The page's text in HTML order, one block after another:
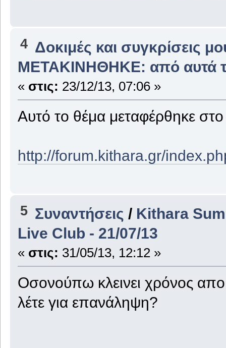
4 Δοκιμές και συγκρίσεις
ΜΕΤΑΚΙΝΗΘΗΚΕ: από αυτά τα
« στις: 23/12/13, 07:06 »
Αυτό το θέμα μεταφέρθηκε
http://forum.kithara.gr/
5 Συναντήσεις / Kithara
Live Club - 21/07/13
« στις: 31/05/13, 12:12 »
Οσονούπω κλεινει χρόνος απο
λέτε για επανάληψη?